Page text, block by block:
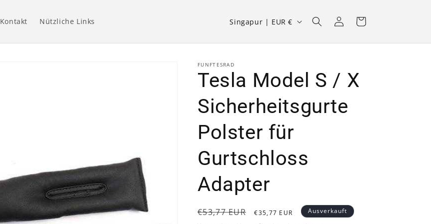
Kontakt Nützliche Links
L
d
/
R
e
g
i
o
Singapur | EUR € EinloggenWarenkorb
FUNFTESRAD
Tesla Model S / X
Sicherheitsgurte
Polster für
Gurtschloss
Adapter
Normaler
€53,77 EUR Verkaufspreis
€35,77 EUR
Ausverkauft